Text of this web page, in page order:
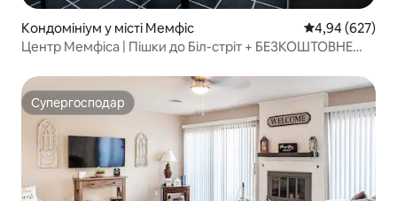
Кондомініум у місті Мемфіс Середня
4,94 (627)
Центр Мемфіса | Пішки до Біл-стріт + БЕЗКОШТОВНЕ
Супергосподар
Супергосподар